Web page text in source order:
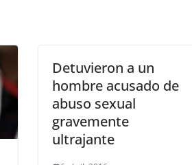
Detuvieron a un
hombre acusado de
abuso sexual
gravemente
ultrajante